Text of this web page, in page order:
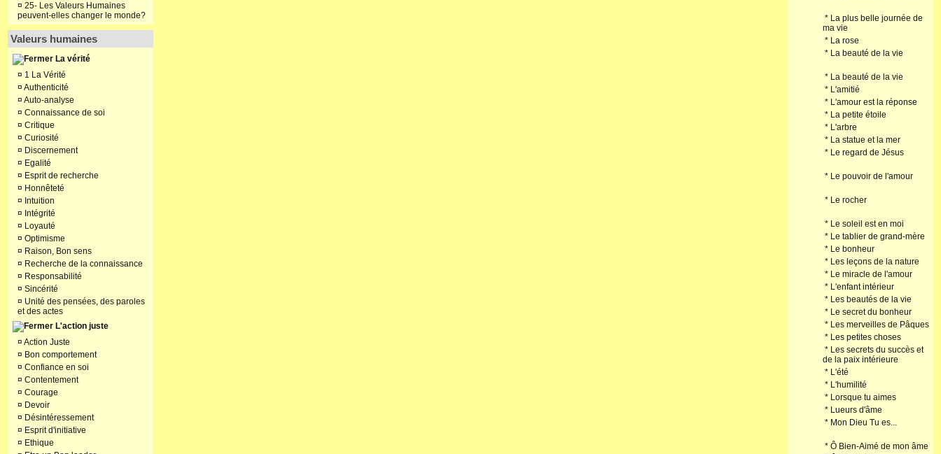
¤ 25- Les Valeurs Humaines
peuvent-elles changer le monde?
Valeurs humaines
La vérité
¤ 1 La Vérité
¤ Authenticité
¤ Auto-analyse
¤ Connaissance de soi
¤ Critique
¤ Curiosité
¤ Discernement
¤ Egalité
¤ Esprit de recherche
¤ Honnêteté
¤ Intuition
¤ Intégrité
¤ Loyauté
¤ Optimisme
¤ Raison, Bon sens
¤ Recherche de la connaissance
¤ Responsabilité
¤ Sincérité
¤ Unité des pensées, des paroles
et des actes
L'action juste
¤ Action Juste
¤ Bon comportement
¤ Confiance en soi
¤ Contentement
¤ Courage
¤ Devoir
¤ Désintéressement
¤ Esprit d'initiative
¤ Ethique
* La plus belle journée de
ma vie
* La rose
* La beauté de la vie
* La beauté de la vie
* L'amitié
* L'amour est la réponse
* La petite étoile
* L'arbre
* La statue et la mer
* Le regard de Jésus
* Le pouvoir de l'amour
* Le rocher
* Le soleil est en moi
* Le tablier de grand-mère
* Le bonheur
* Les leçons de la nature
* Le miracle de l'amour
* L'enfant intérieur
* Les beautés de la vie
* Le secret du bonheur
* Les merveilles de Pâques
* Les petites choses
* Les secrets du succès et
de la paix intérieure
* L'été
* L'humilité
* Lorsque tu aimes
* Lueurs d'âme
* Mon Dieu Tu es...
* Ô Bien-Aimé de mon âme